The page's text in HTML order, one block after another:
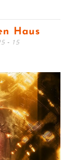
Haus
15